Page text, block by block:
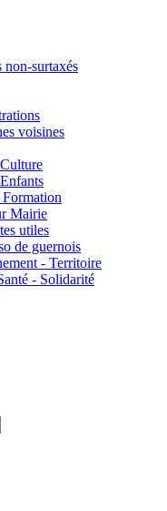
non-surtaxés
voisines
Mairie
utiles
de guernois
- Territoire
- Solidarité